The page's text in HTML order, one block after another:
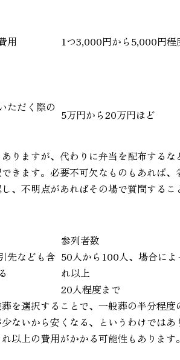
用 1つ3,000円から5,000円程
ただく際の
5万円から20万円ほど
ますが、代わりに弁当を配布するな
きます。必要不可欠なものもあれば、
不明点があればその場で質問するこ
参列者数
先なども含 50人から100人、場合によ
れ以上
20人程度まで
を選択することで、一般葬の半分程度
ないから安くなる、というわけでは
以上の費用がかかる可能性もありま